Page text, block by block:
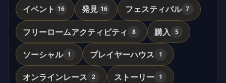
イベント 16 発見 16 フェスティバル 7
フリーロームアクティビティ 8 購入 5
ソーシャル 1 プレイヤーハウス 1
オンラインレース 2 ストーリー 1